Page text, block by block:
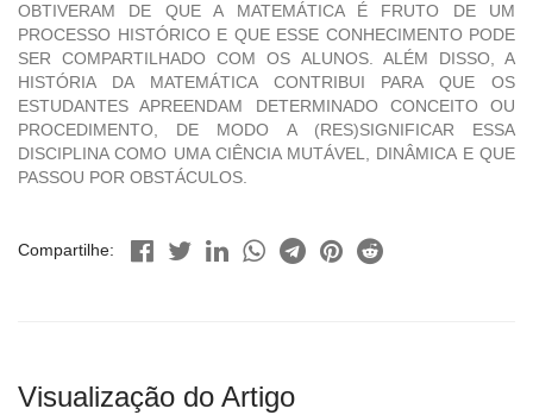
OBTIVERAM DE QUE A MATEMÁTICA É FRUTO DE UM
PROCESSO HISTÓRICO E QUE ESSE CONHECIMENTO PODE
SER COMPARTILHADO COM OS ALUNOS. ALÉM DISSO, A
HISTÓRIA DA MATEMÁTICA CONTRIBUI PARA QUE OS
ESTUDANTES APREENDAM DETERMINADO CONCEITO OU
PROCEDIMENTO, DE MODO A (RES)SIGNIFICAR ESSA
DISCIPLINA COMO UMA CIÊNCIA MUTÁVEL, DINÂMICA E QUE
PASSOU POR OBSTÁCULOS.
Compartilhe:
Visualização do Artigo